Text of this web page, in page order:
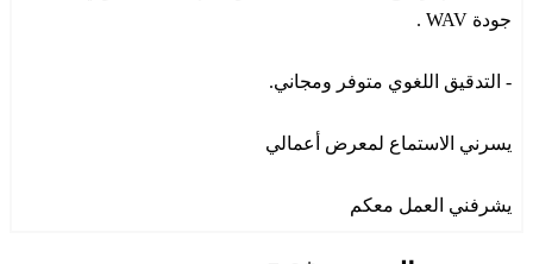
جودة WAV .
- التدقيق اللغوي متوفر ومجاني.
يسرني الاستماع لمعرض أعمالي
يشرفني العمل معكم